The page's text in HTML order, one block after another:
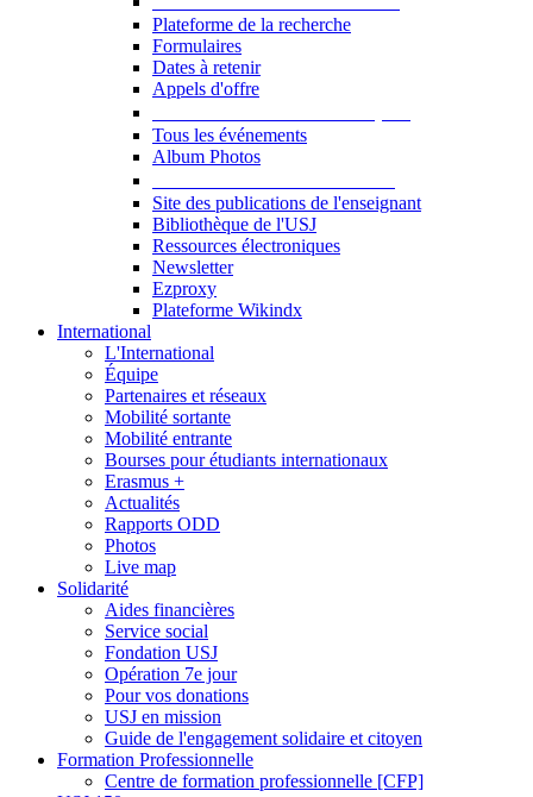
Plateforme de la recherche
Formulaires
Dates à retenir
Appels d'offre
Tous les événements
Album Photos
Site des publications de l'enseignant
Bibliothèque de l'USJ
Ressources électroniques
Newsletter
Ezproxy
Plateforme Wikindx
International
L'International
Équipe
Partenaires et réseaux
Mobilité sortante
Mobilité entrante
Bourses pour étudiants internationaux
Erasmus +
Actualités
Rapports ODD
Photos
Live map
Solidarité
Aides financières
Service social
Fondation USJ
Opération 7e jour
Pour vos donations
USJ en mission
Guide de l'engagement solidaire et citoyen
Formation Professionnelle
Centre de formation professionnelle [CFP]